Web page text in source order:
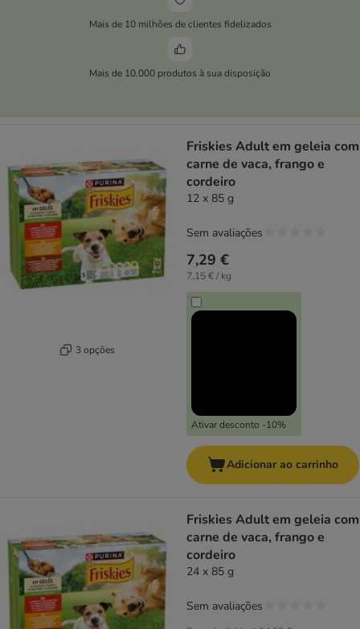
Mais de 10 milhões de clientes fidelizados
Mais de 10.000 produtos à sua disposição
3 opções
Friskies Adult em geleia com
carne de vaca, frango e
cordeiro
12 x 85 g
7,29 €
7,15 € / kg
Ativar desconto -10%
Sem avaliações
Adicionar ao carrinho
Friskies Adult em geleia com
carne de vaca, frango e
cordeiro
24 x 85 g
Sem avaliações